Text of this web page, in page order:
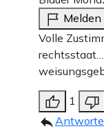
Melden
Volle
1